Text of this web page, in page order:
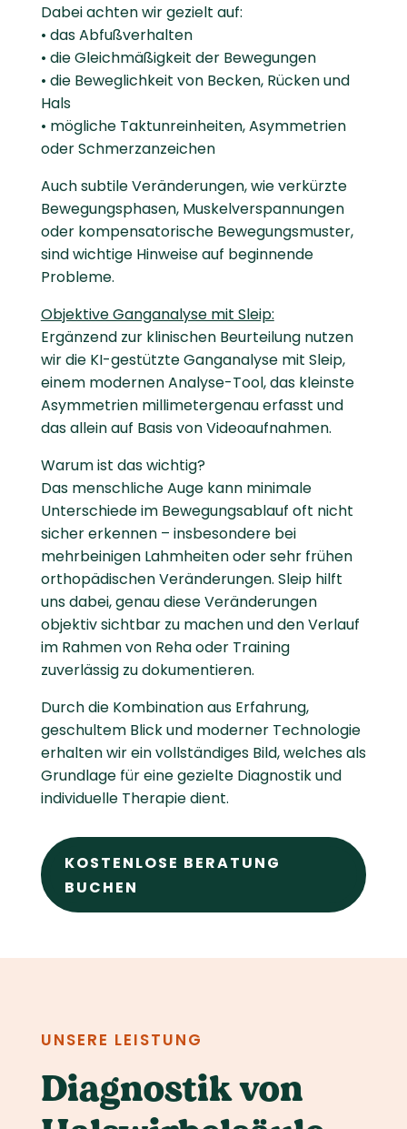
Dabei achten wir gezielt auf:
• das Abfußverhalten
• die Gleichmäßigkeit der Bewegungen
• die Beweglichkeit von Becken, Rücken und
Hals
• mögliche Taktunreinheiten, Asymmetrien
oder Schmerzanzeichen
Auch subtile Veränderungen, wie verkürzte
Bewegungsphasen, Muskelverspannungen
oder kompensatorische Bewegungsmuster,
sind wichtige Hinweise auf beginnende
Probleme.
Objektive Ganganalyse mit Sleip:
Ergänzend zur klinischen Beurteilung nutzen
wir die KI-gestützte Ganganalyse mit Sleip,
einem modernen Analyse-Tool, das kleinste
Asymmetrien millimetergenau erfasst und
das allein auf Basis von Videoaufnahmen.
Warum ist das wichtig?
Das menschliche Auge kann minimale
Unterschiede im Bewegungsablauf oft nicht
sicher erkennen – insbesondere bei
mehrbeinigen Lahmheiten oder sehr frühen
orthopädischen Veränderungen. Sleip hilft
uns dabei, genau diese Veränderungen
objektiv sichtbar zu machen und den Verlauf
im Rahmen von Reha oder Training
zuverlässig zu dokumentieren.
Durch die Kombination aus Erfahrung,
geschultem Blick und moderner Technologie
erhalten wir ein vollständiges Bild, welches als
Grundlage für eine gezielte Diagnostik und
individuelle Therapie dient.
KOSTENLOSE BERATUNG
BUCHEN
UNSERE LEISTUNG
Diagnostik von